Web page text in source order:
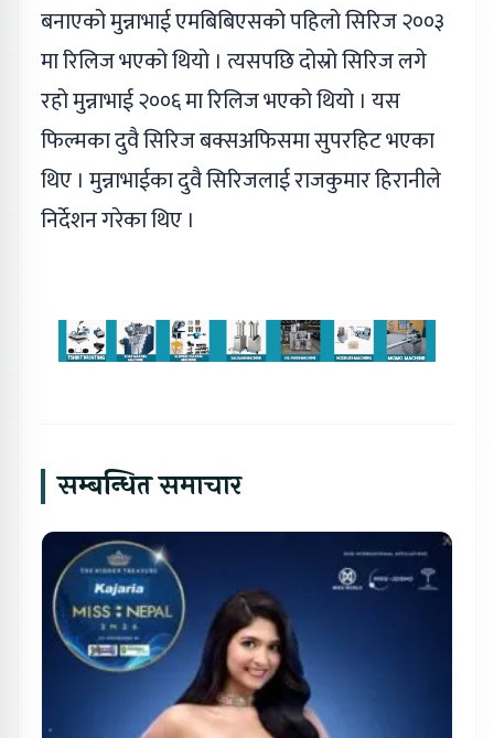
बनाएको मुन्नाभाई एमबिबिएसको पहिलो सिरिज २००३
मा रिलिज भएको थियो । त्यसपछि दोस्रो सिरिज लगे
रहो मुन्नाभाई २००६ मा रिलिज भएको थियो । यस
फिल्मका दुवै सिरिज बक्सअफिसमा सुपरहिट भएका
थिए । मुन्नाभाईका दुवै सिरिजलाई राजकुमार हिरानीले
निर्देशन गरेका थिए ।
सम्बन्धित समाचार